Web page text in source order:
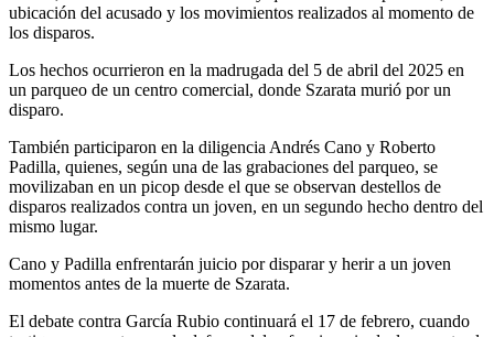
ubicación del acusado y los movimientos realizados al momento de
los disparos.
Los hechos ocurrieron en la madrugada del 5 de abril del 2025 en
un parqueo de un centro comercial, donde Szarata murió por un
disparo.
También participaron en la diligencia Andrés Cano y Roberto
Padilla, quienes, según una de las grabaciones del parqueo, se
movilizaban en un picop desde el que se observan destellos de
disparos realizados contra un joven, en un segundo hecho dentro del
mismo lugar.
Cano y Padilla enfrentarán juicio por disparar y herir a un joven
momentos antes de la muerte de Szarata.
El debate contra García Rubio continuará el 17 de febrero, cuando